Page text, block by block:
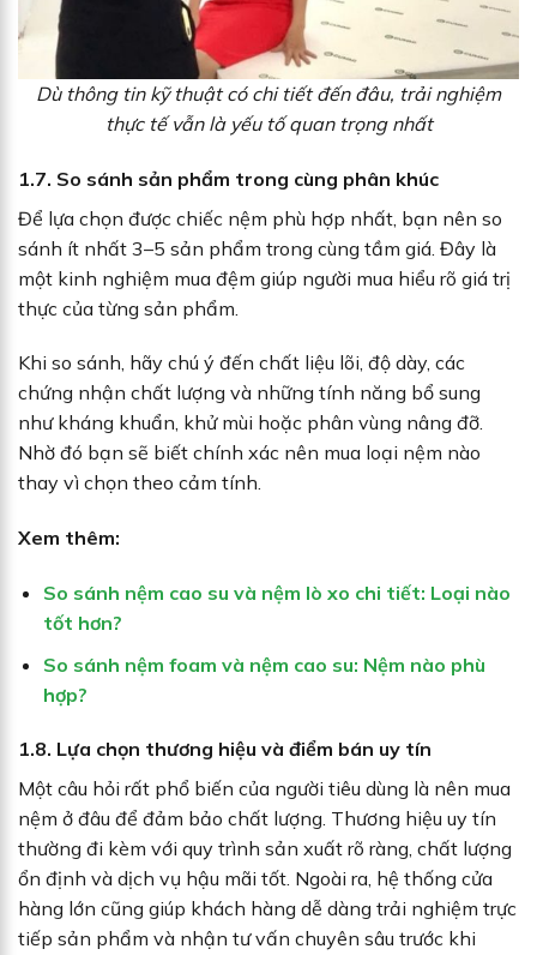
Dù thông tin kỹ thuật có chi tiết đến đâu, trải nghiệm
thực tế vẫn là yếu tố quan trọng nhất
1.7. So sánh sản phẩm trong cùng phân khúc
Để lựa chọn được chiếc nệm phù hợp nhất, bạn nên so
sánh ít nhất 3–5 sản phẩm trong cùng tầm giá. Đây là
một kinh nghiệm mua đệm giúp người mua hiểu rõ giá trị
thực của từng sản phẩm.
Khi so sánh, hãy chú ý đến chất liệu lõi, độ dày, các
chứng nhận chất lượng và những tính năng bổ sung
như kháng khuẩn, khử mùi hoặc phân vùng nâng đỡ.
Nhờ đó bạn sẽ biết chính xác nên mua loại nệm nào
thay vì chọn theo cảm tính.
Xem thêm:
So sánh nệm cao su và nệm lò xo chi tiết: Loại nào
tốt hơn?
So sánh nệm foam và nệm cao su: Nệm nào phù
hợp?
1.8. Lựa chọn thương hiệu và điểm bán uy tín
Một câu hỏi rất phổ biến của người tiêu dùng là nên mua
nệm ở đâu để đảm bảo chất lượng. Thương hiệu uy tín
thường đi kèm với quy trình sản xuất rõ ràng, chất lượng
ổn định và dịch vụ hậu mãi tốt. Ngoài ra, hệ thống cửa
hàng lớn cũng giúp khách hàng dễ dàng trải nghiệm trực
tiếp sản phẩm và nhận tư vấn chuyên sâu trước khi